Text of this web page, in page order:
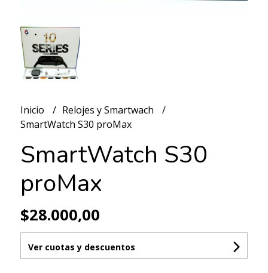
Inicio
Relojes y Smartwach
SmartWatch S30 proMax
SmartWatch S30
proMax
$28.000,00
Ver cuotas y descuentos